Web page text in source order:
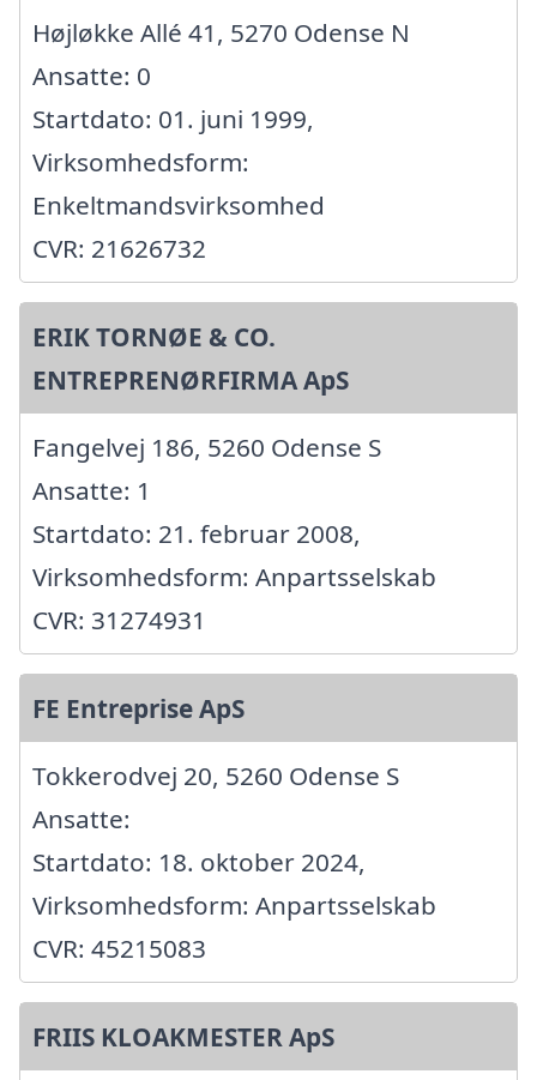
Højløkke Allé 41, 5270 Odense N
Ansatte: 0
Startdato: 01. juni 1999,
Virksomhedsform:
Enkeltmandsvirksomhed
CVR: 21626732
ERIK TORNØE & CO.
ENTREPRENØRFIRMA ApS
Fangelvej 186, 5260 Odense S
Ansatte: 1
Startdato: 21. februar 2008,
Virksomhedsform: Anpartsselskab
CVR: 31274931
FE Entreprise ApS
Tokkerodvej 20, 5260 Odense S
Ansatte:
Startdato: 18. oktober 2024,
Virksomhedsform: Anpartsselskab
CVR: 45215083
FRIIS KLOAKMESTER ApS